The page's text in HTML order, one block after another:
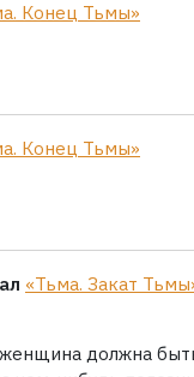
Конец Тьмы»
Конец Тьмы»
«Тьма. Закат
должна